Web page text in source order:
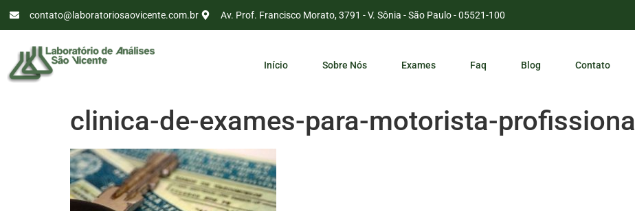
contato@laboratoriosaovicente.com.br Av. Prof. Francisco Morato, 3791 - V. Sônia - São Paulo - 05521-100
Início Sobre Nós Exames Faq Blog Contato
clinica-de-exames-para-motorista-profissional